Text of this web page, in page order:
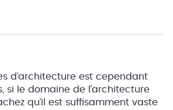
d’architecture est cependant
si le domaine de l’architecture
qu’il est suffisamment vaste